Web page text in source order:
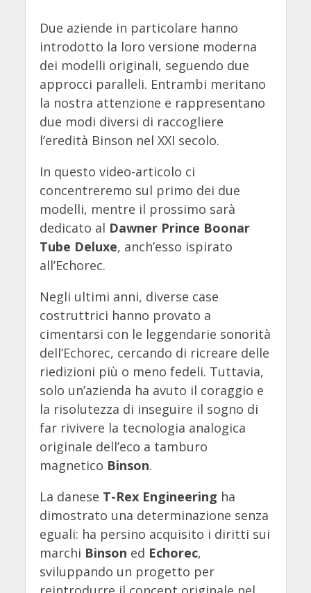
Due aziende in particolare hanno
introdotto la loro versione moderna
dei modelli originali, seguendo due
approcci paralleli. Entrambi meritano
la nostra attenzione e rappresentano
due modi diversi di raccogliere
l’eredità Binson nel XXI secolo.
In questo video-articolo ci
concentreremo sul primo dei due
modelli, mentre il prossimo sarà
dedicato al Dawner Prince Boonar
Tube Deluxe, anch’esso ispirato
all’Echorec.
Negli ultimi anni, diverse case
costruttrici hanno provato a
cimentarsi con le leggendarie sonorità
dell’Echorec, cercando di ricreare delle
riedizioni più o meno fedeli. Tuttavia,
solo un’azienda ha avuto il coraggio e
la risolutezza di inseguire il sogno di
far rivivere la tecnologia analogica
originale dell’eco a tamburo
magnetico Binson.
La danese T-Rex Engineering ha
dimostrato una determinazione senza
eguali: ha persino acquisito i diritti sui
marchi Binson ed Echorec,
sviluppando un progetto per